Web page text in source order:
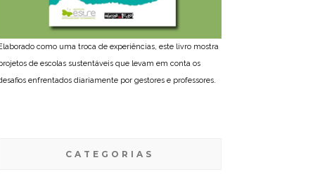
como uma troca de experiências, este livro mostra
de escolas sustentáveis que levam em conta os
enfrentados diariamente por gestores e professores.
CATEGORIAS